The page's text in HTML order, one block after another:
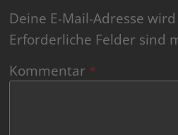
Deine E-Mail-Adresse
Erforderliche Felder sind
Kommentar *